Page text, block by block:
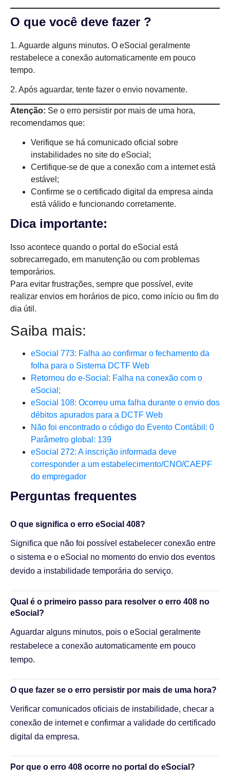
O que você deve fazer ?
1. Aguarde alguns minutos. O eSocial geralmente
restabelece a conexão automaticamente em pouco
tempo.
2. Após aguardar, tente fazer o envio novamente.
Atenção: Se o erro persistir por mais de uma hora,
recomendamos que:
Verifique se há comunicado oficial sobre
instabilidades no site do eSocial;
Certifique-se de que a conexão com a internet está
estável;
Confirme se o certificado digital da empresa ainda
está válido e funcionando corretamente.
Dica importante:
Isso acontece quando o portal do eSocial está
sobrecarregado, em manutenção ou com problemas
temporários.
Para evitar frustrações, sempre que possível, evite
realizar envios em horários de pico, como início ou fim do
dia útil.
Saiba mais:
eSocial 773: Falha ao confirmar o fechamento da
folha para o Sistema DCTF Web
Retornou do e-Social: Falha na conexão com o
eSocial;
eSocial 108: Ocorreu uma falha durante o envio dos
débitos apurados para a DCTF Web
Não foi encontrado o código do Evento Contábil: 0
Parâmetro global: 139
eSocial 272: A inscrição informada deve
corresponder a um estabelecimento/CNO/CAEPF
do empregador
Perguntas frequentes​
O que significa o erro eSocial 408?
Significa que não foi possível estabelecer conexão entre
o sistema e o eSocial no momento do envio dos eventos
devido a instabilidade temporária do serviço.
Qual é o primeiro passo para resolver o erro 408 no
eSocial?
Aguardar alguns minutos, pois o eSocial geralmente
restabelece a conexão automaticamente em pouco
tempo.
O que fazer se o erro persistir por mais de uma hora?
Verificar comunicados oficiais de instabilidade, checar a
conexão de internet e confirmar a validade do certificado
digital da empresa.
Por que o erro 408 ocorre no portal do eSocial?